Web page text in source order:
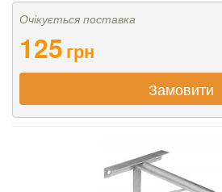
Очікується поставка
125грн
Замовити